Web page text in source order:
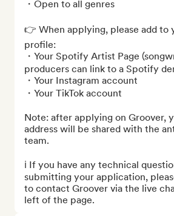
・Open to all genres
👉 When applying, please add to
profile:
・Your Spotify Artist Page
producers can link to a Spotify
・Your Instagram account
・Your TikTok account
Note: after applying on Groover,
address will be shared with the
team.
ℹ️ If you have any technical
submitting your application,
to contact Groover via the live
left of the page.